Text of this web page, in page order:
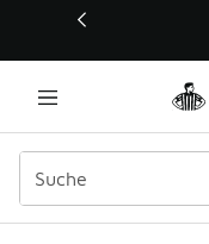
Dieser Link öffnet sich